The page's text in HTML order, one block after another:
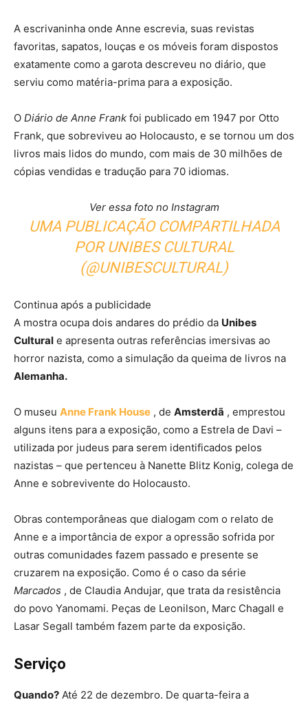
A escrivaninha onde Anne escrevia, suas revistas
favoritas, sapatos, louças e os móveis foram dispostos
exatamente como a garota descreveu no diário, que
serviu como matéria-prima para a exposição.
O Diário de Anne Frank foi publicado em 1947 por Otto
Frank, que sobreviveu ao Holocausto, e se tornou um dos
livros mais lidos do mundo, com mais de 30 milhões de
cópias vendidas e tradução para 70 idiomas.
Ver essa foto no Instagram
UMA PUBLICAÇÃO COMPARTILHADA
POR UNIBES CULTURAL
(@UNIBESCULTURAL)
Continua após a publicidade
A mostra ocupa dois andares do prédio da Unibes
Cultural e apresenta outras referências imersivas ao
horror nazista, como a simulação da queima de livros na
Alemanha.
O museu Anne Frank House , de Amsterdã , emprestou
alguns itens para a exposição, como a Estrela de Davi –
utilizada por judeus para serem identificados pelos
nazistas – que pertenceu à Nanette Blitz Konig, colega de
Anne e sobrevivente do Holocausto.
Obras contemporâneas que dialogam com o relato de
Anne e a importância de expor a opressão sofrida por
outras comunidades fazem passado e presente se
cruzarem na exposição. Como é o caso da série
Marcados , de Claudia Andujar, que trata da resistência
do povo Yanomami. Peças de Leonilson, Marc Chagall e
Lasar Segall também fazem parte da exposição.
Serviço
Quando? Até 22 de dezembro. De quarta-feira a